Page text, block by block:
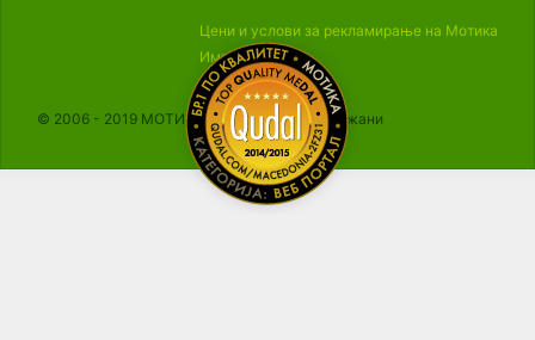
Цени и услови за рекламирање на Мотика
Импресум
© 2006 - 2019 МОТИКА, Сите права се задржани